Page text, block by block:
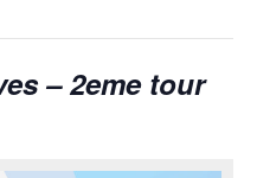
– 2eme tour